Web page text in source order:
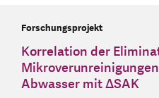
Forschungsprojekt
Korrelation der
Abwasser mit ΔSAK